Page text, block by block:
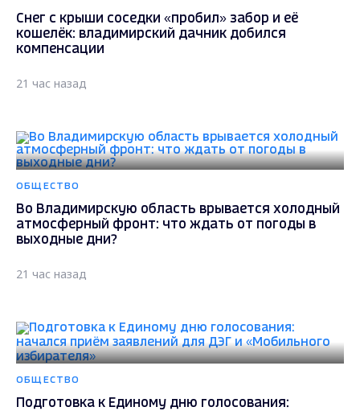
Снег с крыши соседки «пробил» забор и её
кошелёк: владимирский дачник добился
компенсации
21 час назад
ОБЩЕСТВО
Во Владимирскую область врывается холодный
атмосферный фронт: что ждать от погоды в
выходные дни?
21 час назад
ОБЩЕСТВО
Подготовка к Единому дню голосования: